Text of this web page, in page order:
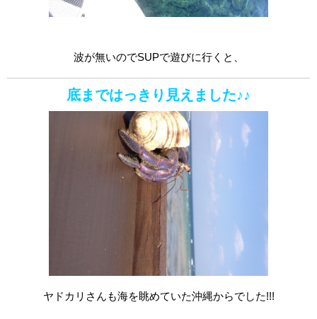
波が無いのでSUPで遊びに行くと、
底まではっきり見えました♪♪
ヤドカリさんも海を眺めていた沖縄からでした!!!